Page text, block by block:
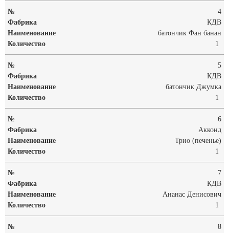
4
КДВ
батончик Фан банан
1
5
КДВ
батончик Джумка
1
6
Акконд
Трио (печенье)
1
7
КДВ
Ананас Денисович
1
8